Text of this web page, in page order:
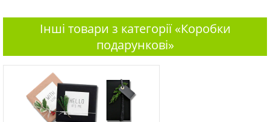
Інші товари з категорії «Коробки
подарункові»